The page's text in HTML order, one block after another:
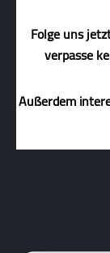
Folge uns
verpasse
Außerdem